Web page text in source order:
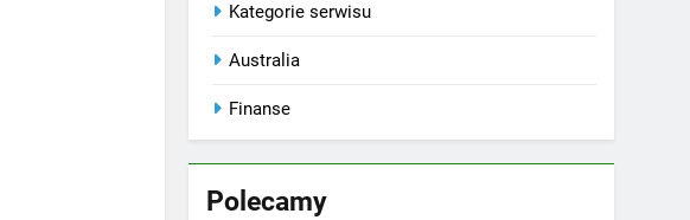
Kategorie serwisu
Australia
Finanse
Polecamy